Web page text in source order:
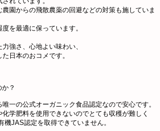
園からの飛散農薬の回避などの対策も施していま
を最適に保っています。
強さ、心地よい味わい、
日本のおコメです。
？
一の公式オーガニック食品認定なので安心です。
学肥料を使用できないのでとても収穫が難しく
機JAS認定を取得できていません。